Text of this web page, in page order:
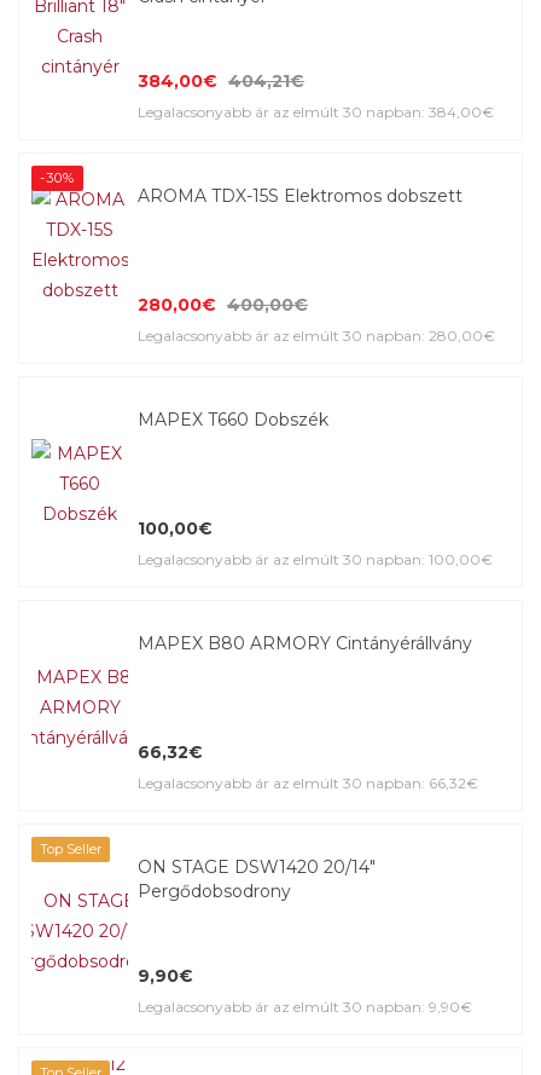
384,00€ 404,21€
Legalacsonyabb ár az elmúlt 30 napban: 384,00€
-30%
AROMA TDX-15S Elektromos dobszett
280,00€ 400,00€
Legalacsonyabb ár az elmúlt 30 napban: 280,00€
MAPEX T660 Dobszék
100,00€
Legalacsonyabb ár az elmúlt 30 napban: 100,00€
MAPEX B80 ARMORY Cintányérállvány
66,32€
Legalacsonyabb ár az elmúlt 30 napban: 66,32€
Top Seller
ON STAGE DSW1420 20/14"
Pergődobsodrony
9,90€
Legalacsonyabb ár az elmúlt 30 napban: 9,90€